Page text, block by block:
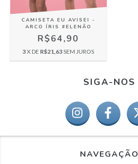
CAMISETA EU AVISEI -
ARCO ÍRIS #ELENÃO
R$64,90
3X DE R$21,63SEM JUROS
SIGA-NOS
NAVEGAÇÃO